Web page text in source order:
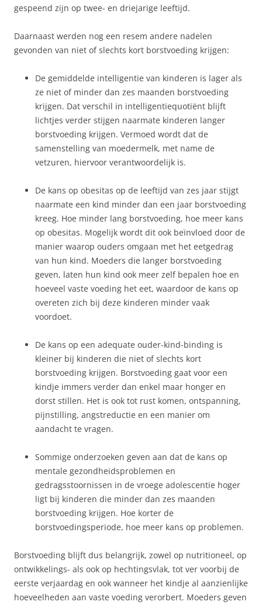
gespeend zijn op twee- en driejarige leeftijd.
Daarnaast werden nog een resem andere nadelen
gevonden van niet of slechts kort borstvoeding krijgen:
De gemiddelde intelligentie van kinderen is lager als
ze niet of minder dan zes maanden borstvoeding
krijgen. Dat verschil in intelligentiequotiënt blijft
lichtjes verder stijgen naarmate kinderen langer
borstvoeding krijgen. Vermoed wordt dat de
samenstelling van moedermelk, met name de
vetzuren, hiervoor verantwoordelijk is.
De kans op obesitas op de leeftijd van zes jaar stijgt
naarmate een kind minder dan een jaar borstvoeding
kreeg. Hoe minder lang borstvoeding, hoe meer kans
op obesitas. Mogelijk wordt dit ook beïnvloed door de
manier waarop ouders omgaan met het eetgedrag
van hun kind. Moeders die langer borstvoeding
geven, laten hun kind ook meer zelf bepalen hoe en
hoeveel vaste voeding het eet, waardoor de kans op
overeten zich bij deze kinderen minder vaak
voordoet.
De kans op een adequate ouder-kind-binding is
kleiner bij kinderen die niet of slechts kort
borstvoeding krijgen. Borstvoeding gaat voor een
kindje immers verder dan enkel maar honger en
dorst stillen. Het is ook tot rust komen, ontspanning,
pijnstilling, angstreductie en een manier om
aandacht te vragen.
Sommige onderzoeken geven aan dat de kans op
mentale gezondheidsproblemen en
gedragsstoornissen in de vroege adolescentie hoger
ligt bij kinderen die minder dan zes maanden
borstvoeding krijgen. Hoe korter de
borstvoedingsperiode, hoe meer kans op problemen.
Borstvoeding blijft dus belangrijk, zowel op nutritioneel, op
ontwikkelings- als ook op hechtingsvlak, tot ver voorbij de
eerste verjaardag en ook wanneer het kindje al aanzienlijke
hoeveelheden aan vaste voeding verorbert. Moeders geven